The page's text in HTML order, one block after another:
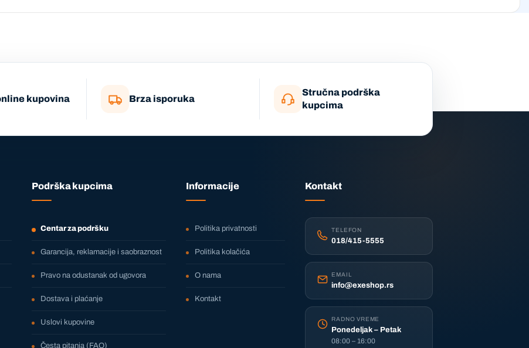
kupovina Brza isporuka
Stručna podrška
kupcima
Podrška kupcima
Centar za podršku
Garancija, reklamacije i saobraznost
Pravo na odustanak od ugovora
Dostava i plaćanje
Uslovi kupovine
Česta pitanja (FAQ)
Informacije
Politika privatnosti
Politika kolačića
O nama
Kontakt
Kontakt
TELEFON
018/415-5555
EMAIL
info@exeshop.rs
RADNO VREME
Ponedeljak – Petak
08:00 – 16:00